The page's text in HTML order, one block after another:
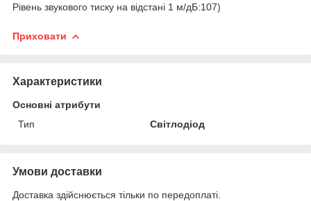
Рівень звукового тиску на відстані 1 м/дБ:107)
Приховати
Характеристики
Основні атрибути
Тип
Світлодіод
Умови доставки
Доставка здійснюється тільки по передоплаті.